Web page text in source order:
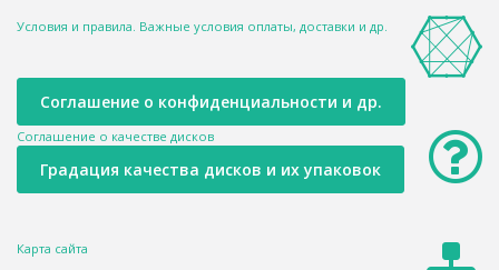
Условия и правила. Важные условия оплаты, доставки и др.
Соглашение о конфиденциальности и др.
Соглашение о качестве дисков
Градация качества дисков и их упаковок
Карта сайта